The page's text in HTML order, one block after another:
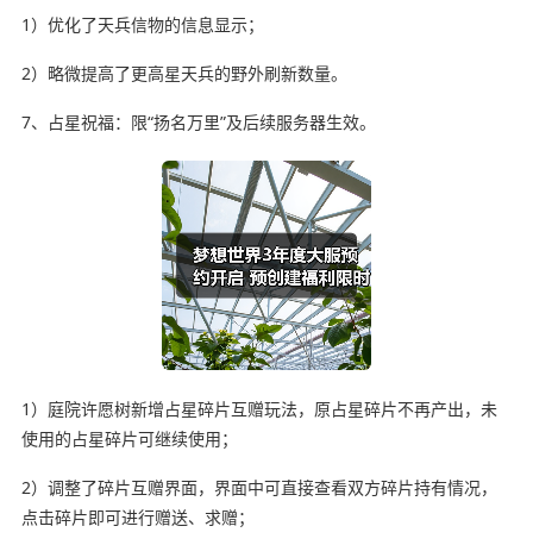
1）优化了天兵信物的信息显示；
2）略微提高了更高星天兵的野外刷新数量。
7、占星祝福：限“扬名万里”及后续服务器生效。
1）庭院许愿树新增占星碎片互赠玩法，原占星碎片不再产出，未
使用的占星碎片可继续使用；
2）调整了碎片互赠界面，界面中可直接查看双方碎片持有情况，
点击碎片即可进行赠送、求赠；